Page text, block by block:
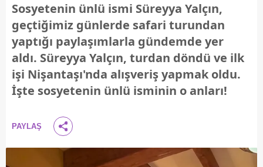
Sosyetenin ünlü ismi Süreyya Yalçın,
geçtiğimiz günlerde safari turundan
yaptığı paylaşımlarla gündemde yer
aldı. Süreyya Yalçın, turdan döndü ve ilk
işi Nişantaşı'nda alışveriş yapmak oldu.
İşte sosyetenin ünlü isminin o anları!
PAYLAŞ